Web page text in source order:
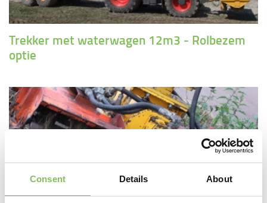
Consent Details About
Trekker met waterwagen 12m3 - Rolbezem
optie